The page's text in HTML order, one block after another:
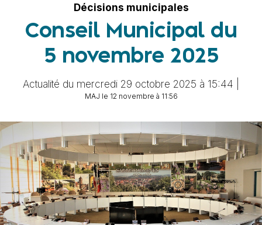
Décisions municipales
Conseil Municipal du
5 novembre 2025
Actualité du mercredi 29 octobre 2025 à 15:44 |
MAJ le 12 novembre à 11:56